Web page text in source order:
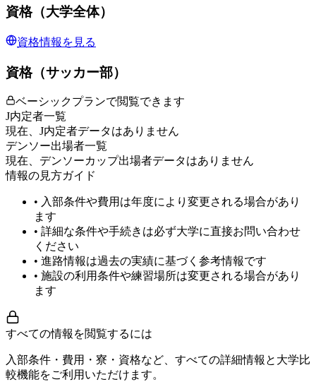
資格（大学全体）
資格情報を見る
資格（サッカー部）
ベーシックプランで閲覧できます
J内定者一覧
現在、J内定者データはありません
デンソー出場者一覧
現在、デンソーカップ出場者データはありません
情報の見方ガイド
• 入部条件や費用は年度により変更される場合があり
ます
• 詳細な条件や手続きは必ず大学に直接お問い合わせ
ください
• 進路情報は過去の実績に基づく参考情報です
• 施設の利用条件や練習場所は変更される場合があり
ます
すべての情報を閲覧するには
入部条件・費用・寮・資格など、すべての詳細情報と大学比
較機能をご利用いただけます。